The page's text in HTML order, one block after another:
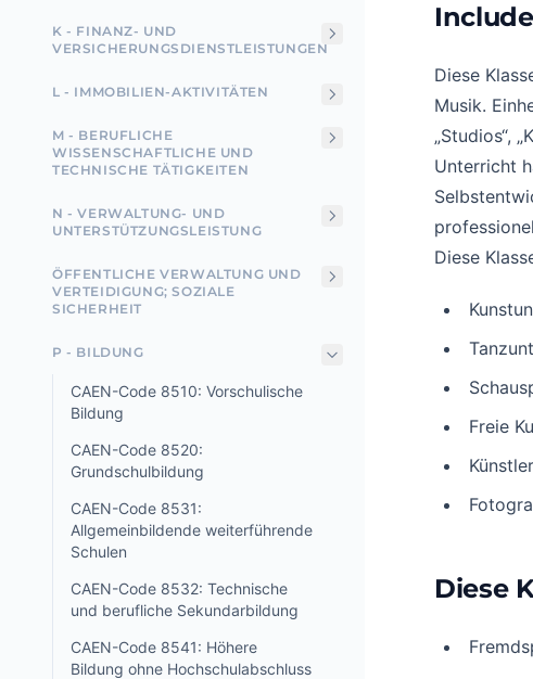
K - FINANZ- UND
VERSICHERUNGSDIENSTLEISTUNGEN
L - IMMOBILIEN-AKTIVITÄTEN
M - BERUFLICHE
WISSENSCHAFTLICHE UND
TECHNISCHE TÄTIGKEITEN
N - VERWALTUNG- UND
UNTERSTÜTZUNGSLEISTUNG
ÖFFENTLICHE VERWALTUNG UND
VERTEIDIGUNG; SOZIALE
SICHERHEIT
P - BILDUNG
CAEN-Code 8510: Vorschulische
Bildung
CAEN-Code 8520:
Grundschulbildung
CAEN-Code 8531:
Allgemeinbildende weiterführende
Schulen
CAEN-Code 8532: Technische
und berufliche Sekundarbildung
CAEN-Code 8541: Höhere
Bildung ohne Hochschulabschluss
Diese
Musik.
„Studios“,
Unterricht
Diese
Freie
Diese